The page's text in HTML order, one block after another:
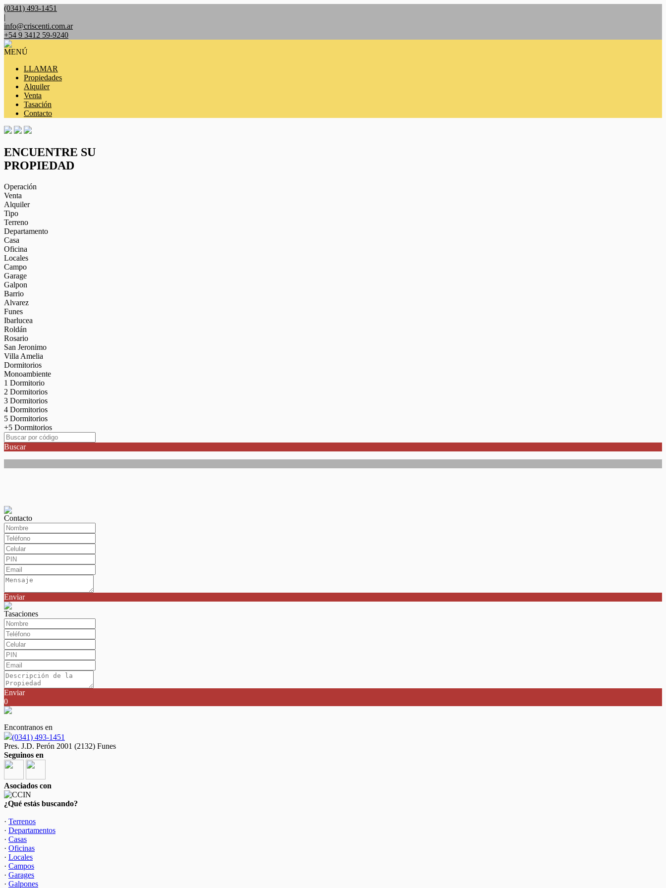
(0341) 493-1451
|
info@criscenti.com.ar
+54 9 3412 59-9240
MENÚ
LLAMAR
Propiedades
Alquiler
Venta
Tasación
Contacto
ENCUENTRE SU
PROPIEDAD
Operación
Venta
Alquiler
Tipo
Terreno
Departamento
Casa
Oficina
Locales
Campo
Garage
Galpon
Barrio
Alvarez
Funes
Ibarlucea
Roldán
Rosario
San Jeronimo
Villa Amelia
Dormitorios
Monoambiente
1 Dormitorio
2 Dormitorios
3 Dormitorios
4 Dormitorios
5 Dormitorios
+5 Dormitorios
Buscar
Contacto
Enviar
Tasaciones
Enviar
0
Encontranos en
(0341) 493-1451
Pres. J.D. Perón 2001 (2132) Funes
Seguinos en
Asociados con
¿Qué estás buscando?
· Terrenos
· Departamentos
· Casas
· Oficinas
· Locales
· Campos
· Garages
· Galpones